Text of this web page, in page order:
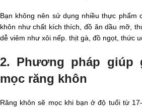
Bạn không nên sử dụng nhiều thực phẩm
khôn như chất kích thích, đồ ăn dầu mỡ,
dễ viêm như xôi nếp. thịt gà, đồ ngọt, thức
2. Phương pháp giúp
mọc răng khôn
Răng khôn sẽ mọc khi bạn ở độ tuổi từ